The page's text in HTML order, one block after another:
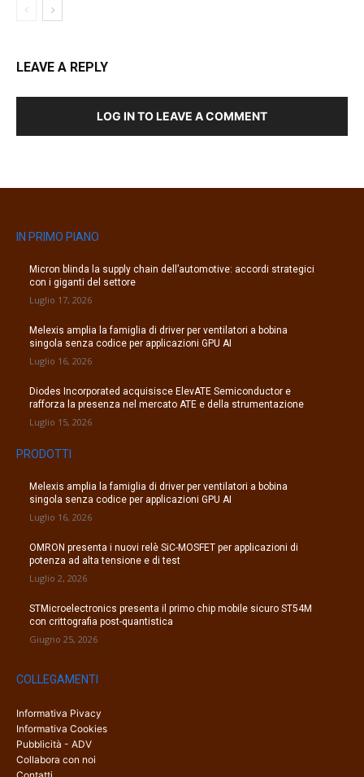
LEAVE A REPLY
LOG IN TO LEAVE A COMMENT
IN PRIMO PIANO
Micron blinda la supply chain dell’automotive: accordi strategici
con i giganti del settore
Luglio 17, 2026
Melexis amplia la famiglia di driver per ventilatori a bobina
singola senza codice per applicazioni GPU AI
Luglio 16, 2026
Diodes Incorporated acquisisce ElevATE Semiconductor e
rafforza la presenza nel mercato ATE e della strumentazione
Luglio 15, 2026
PRODOTTI
Melexis amplia la famiglia di driver per ventilatori a bobina
singola senza codice per applicazioni GPU AI
Luglio 16, 2026
OMRON presenta i nuovi relè SiC-MOSFET per applicazioni di
potenza ad alta tensione e di test
Luglio 2, 2026
STMicroelectronics presenta il primo chip mobile sicuro ST54M
con crittografia post-quantistica
Giugno 25, 2026
COLLEGAMENTI
Informativa Pivacy
Informativa Cookies
Pubblicità - ADV
Collabora con noi